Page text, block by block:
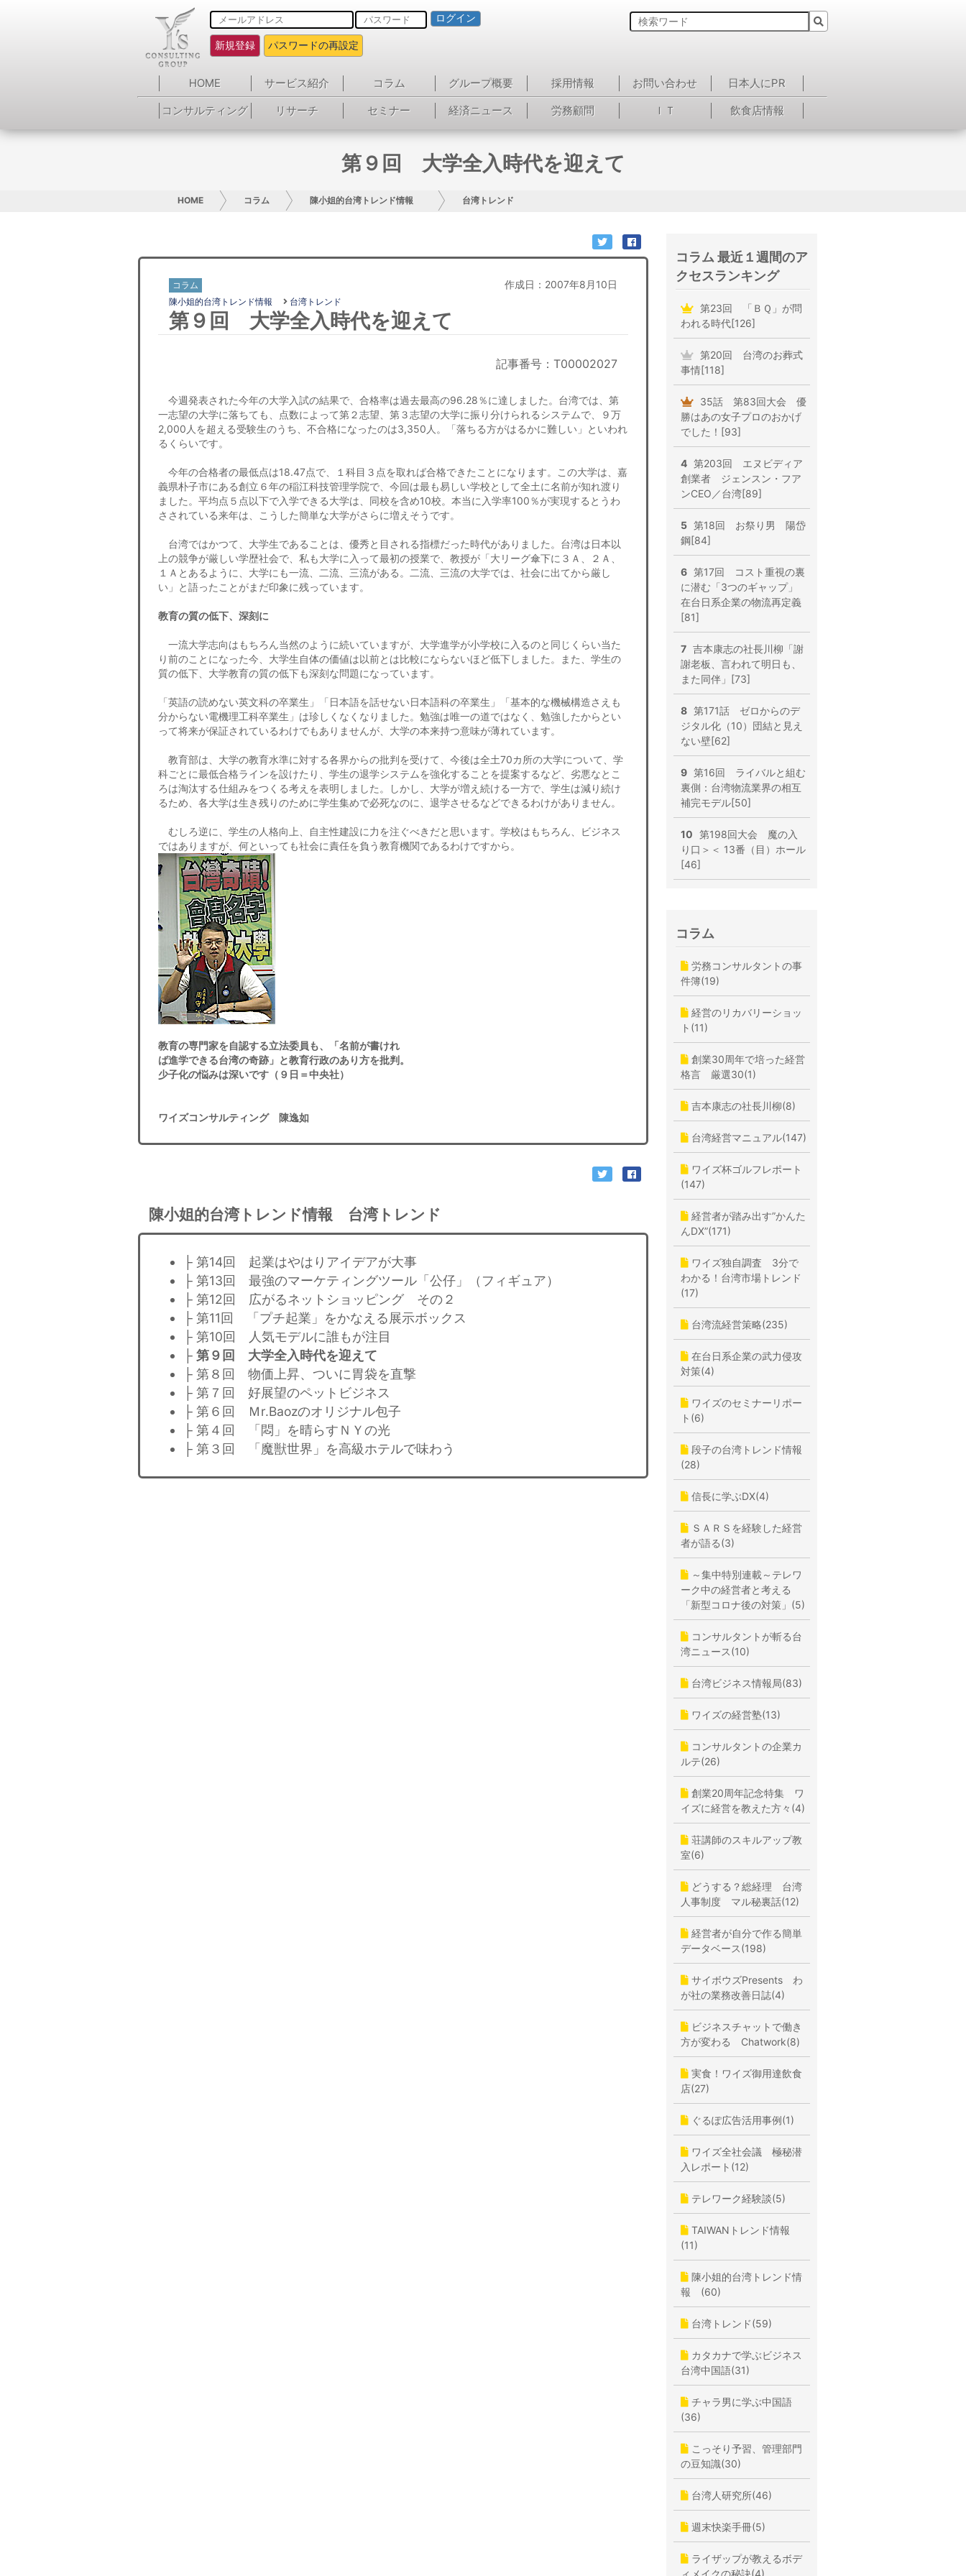
ログイン
新規登録 パスワードの再設定
HOME サービス紹介 コラム グループ概要 採用情報 お問い合わせ
日本人にPR
コンサルティング
リサーチ セミナー 経済ニュース 労務顧問 ＩＴ 飲食店情報
第９回 大学全入時代を迎えて
HOME コラム 陳小姐的台湾トレンド情報 台湾トレンド
コラム 作成日：2007年8月10日
陳小姐的台湾トレンド情報 台湾トレンド
第９回 大学全入時代を迎えて
記事番号：T00002027
今週発表された今年の大学入試の結果で、合格率は過去最高の96.28％に達しました。台湾では、第
一志望の大学に落ちても、点数によって第２志望、第３志望の大学に振り分けられるシステムで、９万
2,000人を超える受験生のうち、不合格になったのは3,350人。「落ちる方がはるかに難しい」といわれ
るくらいです。
今年の合格者の最低点は18.47点で、１科目３点を取れば合格できたことになります。この大学は、嘉
義県朴子市にある創立６年の稲江科技管理学院で、今回は最も易しい学校として全土に名前が知れ渡り
ました。平均点５点以下で入学できる大学は、同校を含め10校。本当に入学率100％が実現するとうわ
さされている来年は、こうした簡単な大学がさらに増えそうです。
台湾ではかつて、大学生であることは、優秀と目される指標だった時代がありました。台湾は日本以
上の競争が厳しい学歴社会で、私も大学に入って最初の授業で、教授が「大リーグ傘下に３Ａ、２Ａ、
１Ａとあるように、大学にも一流、二流、三流がある。二流、三流の大学では、社会に出てから厳し
い」と語ったことがまだ印象に残っています。
教育の質の低下、深刻に
一流大学志向はもちろん当然のように続いていますが、大学進学が小学校に入るのと同じくらい当た
り前のことになった今、大学生自体の価値は以前とは比較にならないほど低下しました。また、学生の
質の低下、大学教育の質の低下も深刻な問題になっています。
「英語の読めない英文科の卒業生」「日本語を話せない日本語科の卒業生」「基本的な機械構造さえも
分からない電機理工科卒業生」は珍しくなくなりました。勉強は唯一の道ではなく、勉強したからとい
って将来が保証されているわけでもありませんが、大学の本来持つ意味が薄れています。
教育部は、大学の教育水準に対する各界からの批判を受けて、今後は全土70カ所の大学について、学
科ごとに最低合格ラインを設けたり、学生の退学システムを強化することを提案するなど、劣悪なとこ
ろは淘汰する仕組みをつくる考えを表明しました。しかし、大学が増え続ける一方で、学生は減り続け
るため、各大学は生き残りのために学生集めで必死なのに、退学させるなどできるわけがありません。
むしろ逆に、学生の人格向上、自主性建設に力を注ぐべきだと思います。学校はもちろん、ビジネス
ではありますが、何といっても社会に責任を負う教育機関であるわけですから。
教育の専門家を自認する立法委員も、「名前が書けれ
ば進学できる台湾の奇跡」と教育行政のあり方を批判。
少子化の悩みは深いです（９日＝中央社）
ワイズコンサルティング 陳逸如
陳小姐的台湾トレンド情報 台湾トレンド
├ 第14回 起業はやはりアイデアが大事
├ 第13回 最強のマーケティングツール「公仔」（フィギュア）
├ 第12回 広がるネットショッピング その２
├ 第11回 「プチ起業」をかなえる展示ボックス
├ 第10回 人気モデルに誰もが注目
├ 第９回 大学全入時代を迎えて
├ 第８回 物価上昇、ついに胃袋を直撃
├ 第７回 好展望のペットビジネス
├ 第６回 Ｍr.Baozのオリジナル包子
├ 第４回 「悶」を晴らすＮＹの光
├ 第３回 「魔獣世界」を高級ホテルで味わう
コラム 最近１週間のア
クセスランキング
第23回 「ＢＱ」が問
われる時代[126]
第20回 台湾のお葬式
事情[118]
35話 第83回大会 優
勝はあの女子プロのおかげ
でした！[93]
4 第203回 エヌビディア
創業者 ジェンスン・フア
ンCEO／台湾[89]
5 第18回 お祭り男 陽岱
鋼[84]
6 第17回 コスト重視の裏
に潜む「3つのギャップ」
在台日系企業の物流再定義
[81]
7 吉本康志の社長川柳「謝
謝老板、言われて明日も、
また同伴」[73]
8 第171話 ゼロからのデ
ジタル化（10）団結と見え
ない壁[62]
9 第16回 ライバルと組む
裏側：台湾物流業界の相互
補完モデル[50]
10 第198回大会 魔の入
り口＞＜ 13番（目）ホール
[46]
コラム
労務コンサルタントの事
件簿(19)
経営のリカバリーショッ
ト(11)
創業30周年で培った経営
格言 厳選30(1)
吉本康志の社長川柳(8)
台湾経営マニュアル(147)
ワイズ杯ゴルフレポート
(147)
経営者が踏み出す”かんた
んDX”(171)
ワイズ独自調査 3分で
わかる！台湾市場トレンド
(17)
台湾流経営策略(235)
在台日系企業の武力侵攻
対策(4)
ワイズのセミナーリポー
ト(6)
段子の台湾トレンド情報
(28)
信長に学ぶDX(4)
ＳＡＲＳを経験した経営
者が語る(3)
～集中特別連載～テレワ
ーク中の経営者と考える
「新型コロナ後の対策」(5)
コンサルタントが斬る台
湾ニュース(10)
台湾ビジネス情報局(83)
ワイズの経営塾(13)
コンサルタントの企業カ
ルテ(26)
創業20周年記念特集 ワ
イズに経営を教えた方々(4)
荘講師のスキルアップ教
室(6)
どうする？総経理 台湾
人事制度 マル秘裏話(12)
経営者が自分で作る簡単
データベース(198)
サイボウズPresents わ
が社の業務改善日誌(4)
ビジネスチャットで働き
方が変わる Chatwork(8)
実食！ワイズ御用達飲食
店(27)
ぐるぽ広告活用事例(1)
ワイズ全社会議 極秘潜
入レポート(12)
テレワーク経験談(5)
TAIWANトレンド情報
(11)
陳小姐的台湾トレンド情
報 (60)
台湾トレンド(59)
カタカナで学ぶビジネス
台湾中国語(31)
チャラ男に学ぶ中国語
(36)
こっそり予習、管理部門
の豆知識(30)
台湾人研究所(46)
週末快楽手冊(5)
ライザップが教えるボデ
ィメイクの秘訣(4)